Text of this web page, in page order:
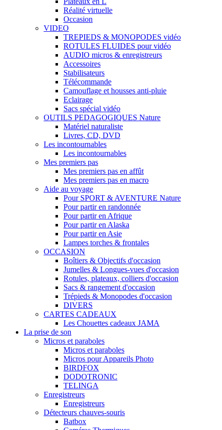
Réalité virtuelle
Occasion
VIDEO
TREPIEDS & MONOPODES vidéo
ROTULES FLUIDES pour vidéo
AUDIO micros & enregistreurs
Accessoires
Stabilisateurs
Télécommande
Camouflage et housses anti-pluie
Eclairage
Sacs spécial vidéo
OUTILS PEDAGOGIQUES Nature
Matériel naturaliste
Livres, CD, DVD
Les incontournables
Les incontournables
Mes premiers pas
Mes premiers pas en affût
Mes premiers pas en macro
Aide au voyage
Pour SPORT & AVENTURE Nature
Pour partir en randonnée
Pour partir en Afrique
Pour partir en Alaska
Pour partir en Asie
Lampes torches & frontales
OCCASION
Boîtiers & Objectifs d'occasion
Jumelles & Longues-vues d'occasion
Rotules, plateaux, colliers d'occasion
Sacs & rangement d'occasion
Trépieds & Monopodes d'occasion
DIVERS
CARTES CADEAUX
Les Chouettes cadeaux JAMA
La prise de son
Micros et paraboles
Micros et paraboles
Micros pour Appareils Photo
BIRDFOX
DODOTRONIC
TELINGA
Enregistreurs
Enregistreurs
Détecteurs chauves-souris
Batbox